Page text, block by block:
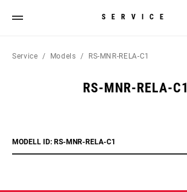
SERVICE
Service Models RS-MNR-RELA-C1
RS-MNR-RELA-C1
MODELL ID: RS-MNR-RELA-C1